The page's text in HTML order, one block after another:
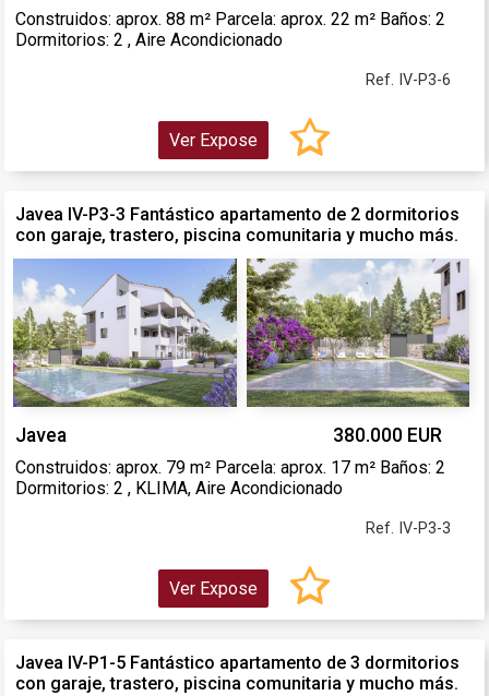
Construidos: aprox. 88 m² Parcela: aprox. 22 m² Baños: 2
Dormitorios: 2 , Aire Acondicionado
Ref. IV-P3-6
Ver Expose
Javea IV-P3-3 Fantástico apartamento de 2 dormitorios
con garaje, trastero, piscina comunitaria y mucho más.
Javea 380.000 EUR
Construidos: aprox. 79 m² Parcela: aprox. 17 m² Baños: 2
Dormitorios: 2 , KLIMA, Aire Acondicionado
Ref. IV-P3-3
Ver Expose
Javea IV-P1-5 Fantástico apartamento de 3 dormitorios
con garaje, trastero, piscina comunitaria y mucho más.